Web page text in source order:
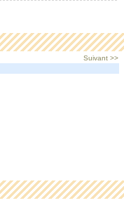
Suivant >>